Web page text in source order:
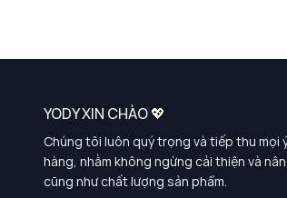
YODY XIN CHÀO 💖
Chúng tôi luôn quý trọng và tiếp thu mọi
hàng, nhằm không ngừng cải thiện và
cũng như chất lượng sản phẩm.